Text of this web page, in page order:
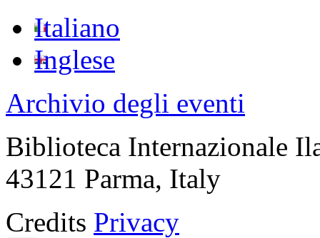
Italiano
Inglese
Archivio degli eventi
Biblioteca Internazionale
43121 Parma, Italy
Credits Privacy